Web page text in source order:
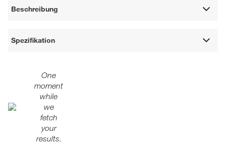
Beschreibung
Spezifikation
One
moment
while
we
fetch
your
results.